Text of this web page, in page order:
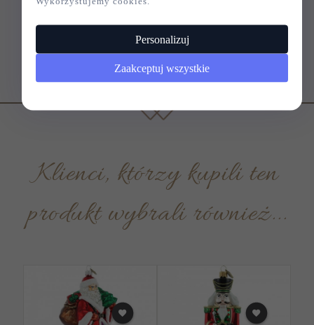
Klienci, którzy kupili ten
produkt wybrali również...
Personalizuj
Zaakceptuj wszystkie